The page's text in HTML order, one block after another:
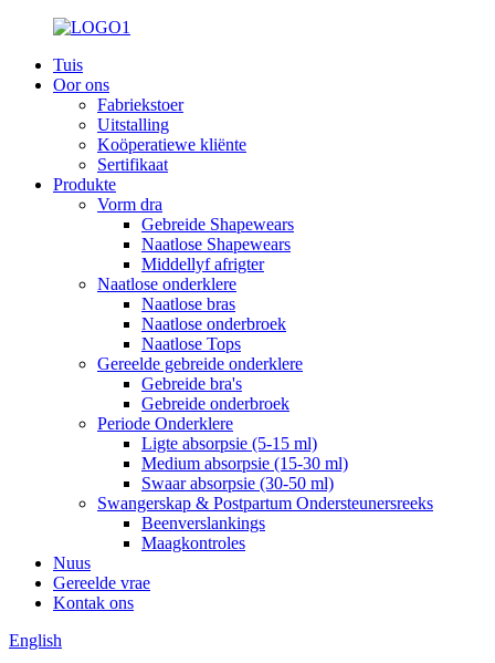
Tuis
Oor ons
Fabriekstoer
Uitstalling
Koöperatiewe kliënte
Sertifikaat
Produkte
Vorm dra
Gebreide Shapewears
Naatlose Shapewears
Middellyf afrigter
Naatlose onderklere
Naatlose bras
Naatlose onderbroek
Naatlose Tops
Gereelde gebreide onderklere
Gebreide bra's
Gebreide onderbroek
Periode Onderklere
Ligte absorpsie (5-15 ml)
Medium absorpsie (15-30 ml)
Swaar absorpsie (30-50 ml)
Swangerskap & Postpartum Ondersteunersreeks
Beenverslankings
Maagkontroles
Nuus
Gereelde vrae
Kontak ons
English